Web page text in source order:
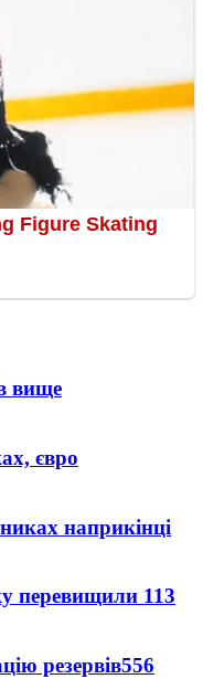
вище
євро
наприкінці
перевищили 113
резервів556